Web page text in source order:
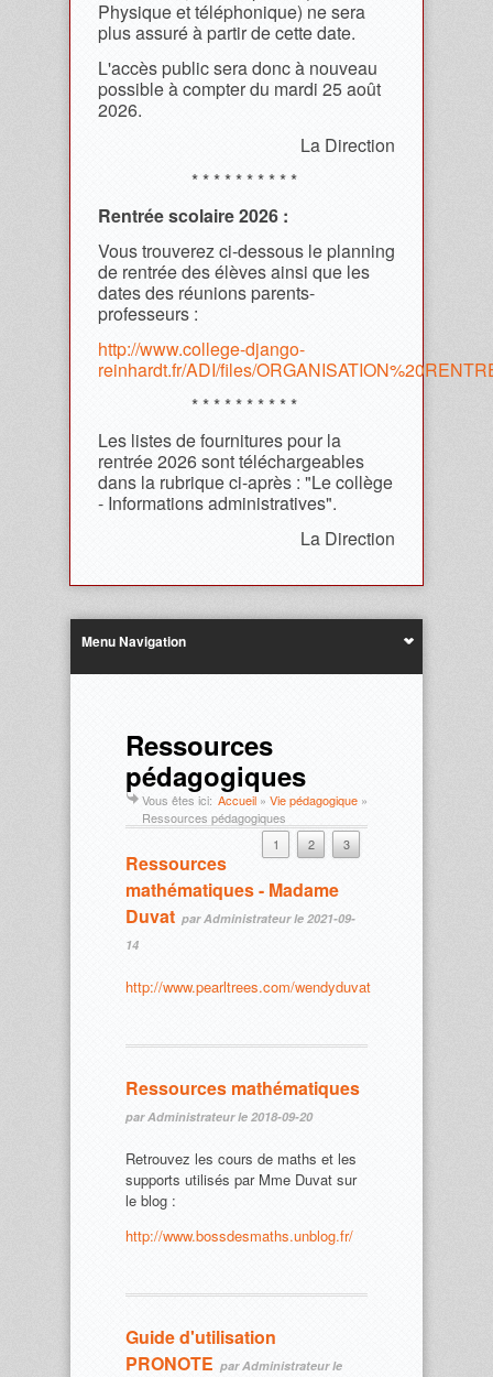
Physique et téléphonique) ne sera
plus assuré à partir de cette date.
L'accès public sera donc à nouveau
possible à compter du mardi 25 août
2026.
La Direction
* * * * * * * * * *
Rentrée scolaire 2026 :
Vous trouverez ci-dessous le planning
de rentrée des élèves ainsi que les
dates des réunions parents-
professeurs :
http://www.college-django-
reinhardt.fr/ADI/files/
* * * * * * * * * *
Les listes de fournitures pour la
rentrée 2026 sont téléchargeables
dans la rubrique ci-après : "Le collège
- Informations administratives".
La Direction
Menu Navigation
Ressources
pédagogiques
Vous êtes ici: Accueil » Vie pédagogique »
Ressources pédagogiques
1
2 3
Ressources
mathématiques - Madame
Duvat par Administrateur le 2021-09-
14
http://www.pearltrees.com/wendyduvat
Ressources mathématiques
par Administrateur le 2018-09-20
Retrouvez les cours de maths et les
supports utilisés par Mme Duvat sur
le blog :
http://www.bossdesmaths.unblog.fr/
Guide d'utilisation
PRONOTE par Administrateur le